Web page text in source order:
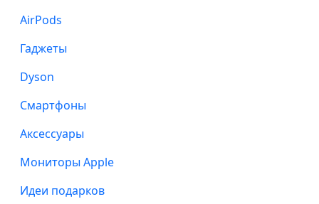
AirPods
Гаджеты
Dyson
Смартфоны
Аксессуары
Мониторы Apple
Идеи подарков